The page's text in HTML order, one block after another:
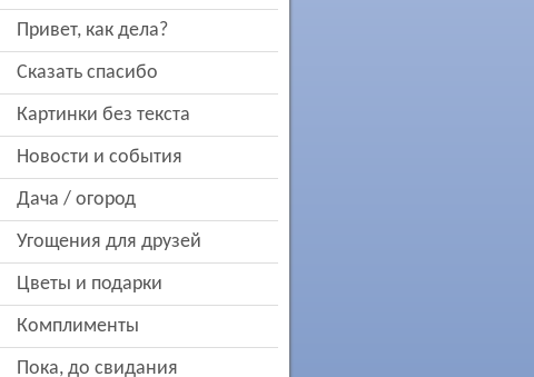
привет, как дела?
сказать спасибо
картинки без текста
новости и события
дача / огород
угощения для друзей
цветы и подарки
комплименты
пока, до свидания